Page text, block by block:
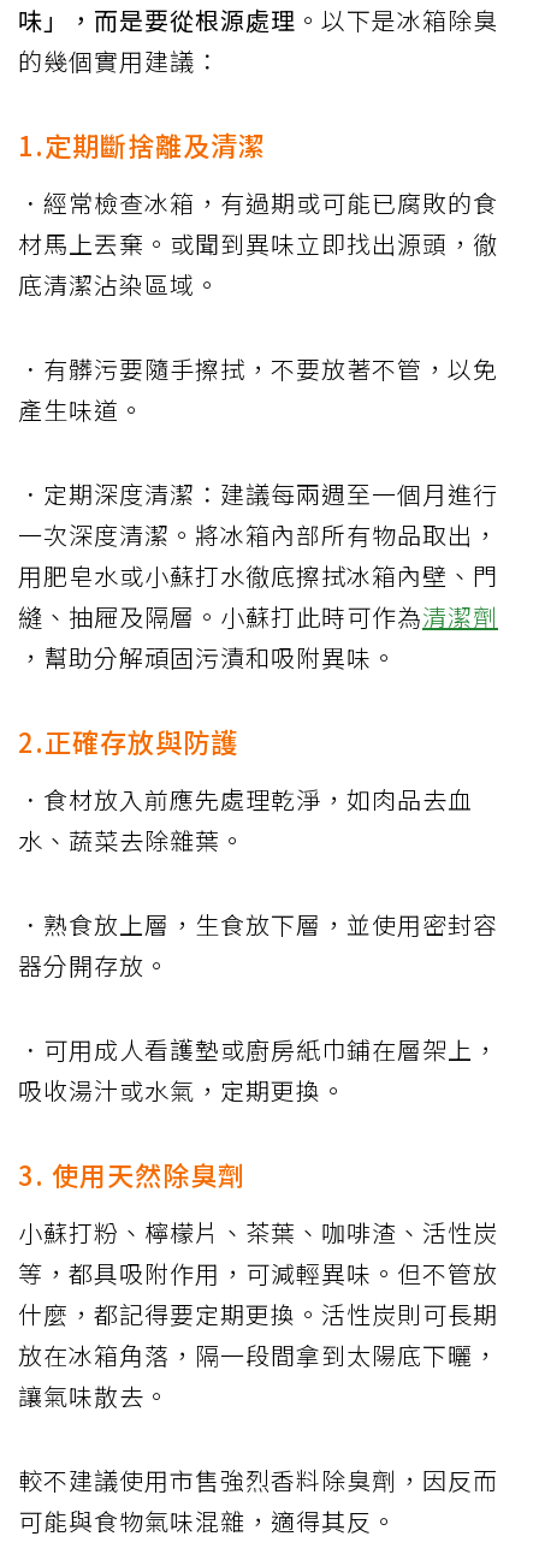
味」，而是要從根源處理 。以下是冰箱除臭
的幾個實用建議：
1.定期斷捨離及清潔
．經常檢查冰箱，有過期或可能已腐敗的食
材馬上丟棄。或聞到異味立即找出源頭，徹
底清潔沾染區域。
．有髒污要隨手擦拭，不要放著不管，以免
產生味道。
．定期深度清潔：建議每兩週至一個月進行
一次深度清潔。將冰箱內部所有物品取出，
用肥皂水或小蘇打水徹底擦拭冰箱內壁、門
縫、抽屜及隔層。小蘇打此時可作為清潔劑
，幫助分解頑固污漬和吸附異味。
2.正確存放與防護
．食材放入前應先處理乾淨，如肉品去血
水、蔬菜去除雜葉。
．熟食放上層，生食放下層，並使用密封容
器分開存放。
．可用成人看護墊或廚房紙巾鋪在層架上，
吸收湯汁或水氣，定期更換。
3. 使用天然除臭劑
小蘇打粉、檸檬片、茶葉、咖啡渣、活性炭
等，都具吸附作用，可減輕異味。但不管放
什麼，都記得要定期更換。活性炭則可長期
放在冰箱角落，隔一段間拿到太陽底下曬，
讓氣味散去。
較不建議使用市售強烈香料除臭劑，因反而
可能與食物氣味混雜，適得其反。